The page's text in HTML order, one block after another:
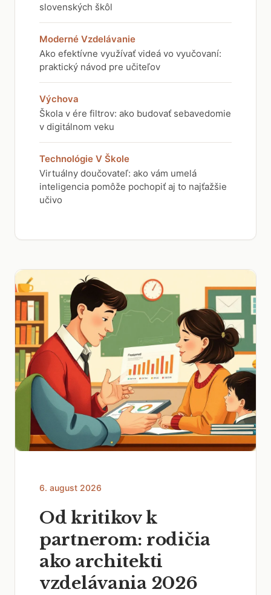
slovenských škôl
Moderné Vzdelávanie
Ako efektívne využívať videá vo vyučovaní:
praktický návod pre učiteľov
Výchova
Škola v ére filtrov: ako budovať sebavedomie
v digitálnom veku
Technológie V Škole
Virtuálny doučovateľ: ako vám umelá
inteligencia pomôže pochopiť aj to najťažšie
učivo
6. august 2026
Od kritikov k
partnerom: rodičia
ako architekti
vzdelávania 2026